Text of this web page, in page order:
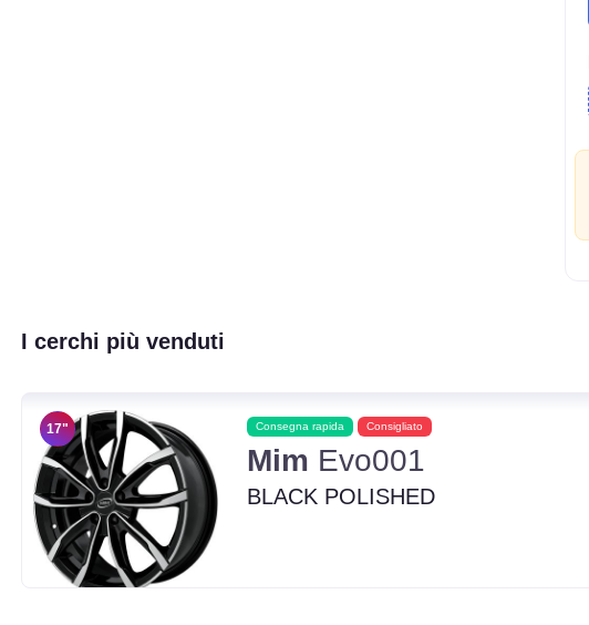
I cerchi più venduti
17" Consegna rapida Consigliato
Mim Evo001
BLACK POLISHED